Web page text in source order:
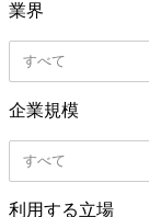
業界
すべて
企業規模
すべて
利用する立場